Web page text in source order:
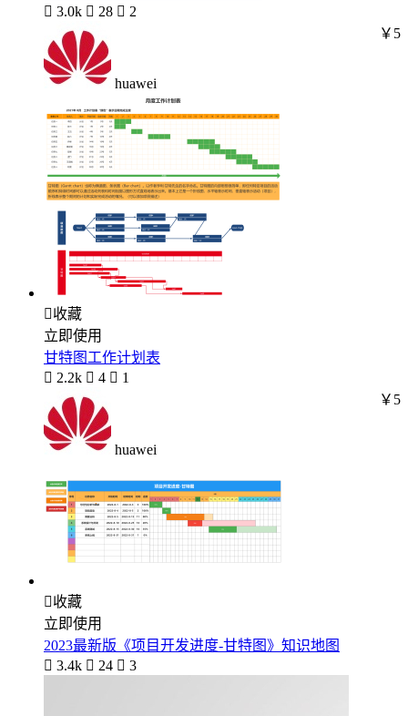
 3.0k  28  2
huawei
￥5
收藏
立即使用
甘特图工作计划表
 2.2k  4  1
huawei
￥5
收藏
立即使用
2023最新版《项目开发进度-甘特图》知识地图
 3.4k  24  3